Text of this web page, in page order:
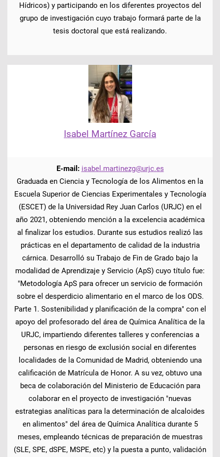
Hídricos) y participando en los diferentes proyectos del
grupo de investigación cuyo trabajo formará parte de la
tesis doctoral que está realizando.
Isabel Martínez García
E-mail: isabel.martinezg@urjc.es
Graduada en Ciencia y Tecnología de los Alimentos en la
Escuela Superior de Ciencias Experimentales y Tecnología
(ESCET) de la Universidad Rey Juan Carlos (URJC) en el
año 2021, obteniendo mención a la excelencia académica
al finalizar los estudios. Durante sus estudios realizó las
prácticas en el departamento de calidad de la industria
cárnica. Desarrolló su Trabajo de Fin de Grado bajo la
modalidad de Aprendizaje y Servicio (ApS) cuyo título fue:
"Metodología ApS para ofrecer un servicio de formación
sobre el desperdicio alimentario en el marco de los ODS.
Parte 1. Sostenibilidad y planificación de la compra" con el
apoyo del profesorado del área de Química Analítica de la
URJC, impartiendo diferentes talleres y conferencias a
personas en riesgo de exclusión social en diferentes
localidades de la Comunidad de Madrid, obteniendo una
calificación de Matrícula de Honor. A su vez, obtuvo una
beca de colaboración del Ministerio de Educación para
colaborar en el proyecto de investigación "nuevas
estrategias analíticas para la determinación de alcaloides
en alimentos" del área de Química Analítica durante 5
meses, empleando técnicas de preparación de muestras
(SLE, SPE, dSPE, MSPE, etc) y la puesta a punto, validación